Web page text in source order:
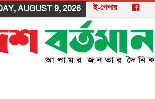
AUGUST 9, 2026 ই-পেপার